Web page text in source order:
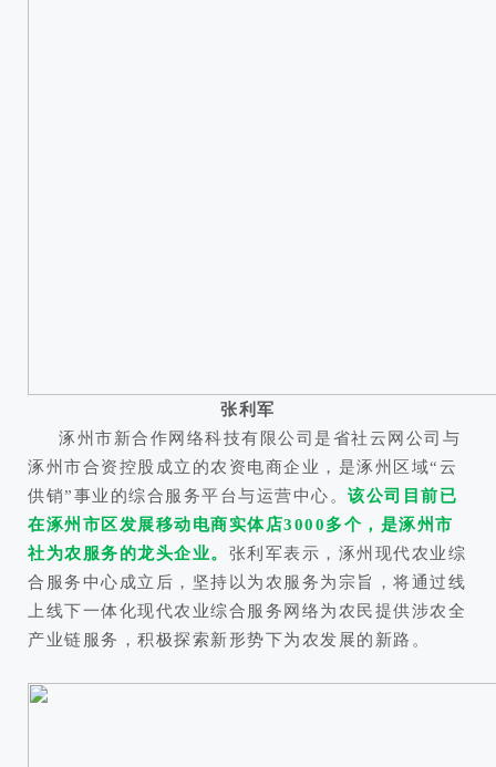
张利军
涿州市新合作网络科技有限公司是省社云网公司与
涿州市合资控股成立的农资电商企业，是涿州区域“云
供销”事业的综合服务平台与运营中心。 该公司目前已
在涿州市区发展移动电商实体店3000多个，是涿州市
社为农服务的龙头企业。 张利军表示，涿州现代农业综
合服务中心成立后，坚持以为农服务为宗旨，将通过线
上线下一体化现代农业综合服务网络为农民提供涉农全
产业链服务，积极探索新形势下为农发展的新路。